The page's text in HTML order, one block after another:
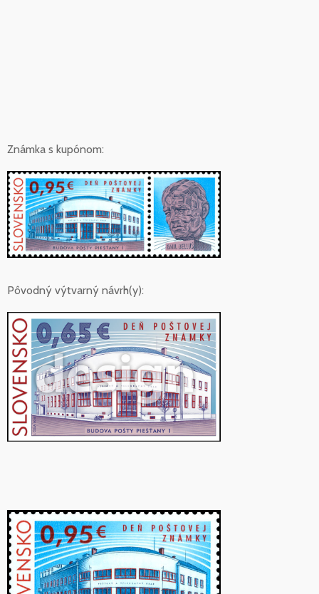
Známka s kupónom:
Pôvodný výtvarný návrh(y):